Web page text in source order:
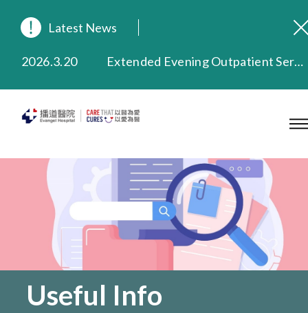
Latest News
2026.8.3
2026.3.20
Extended Evening Outpatient Service Until 11:00 p.m.
2025.8.4
Evangel Hospital’s Health Checkup Services Receive Positive Client Feedback
Useful Info